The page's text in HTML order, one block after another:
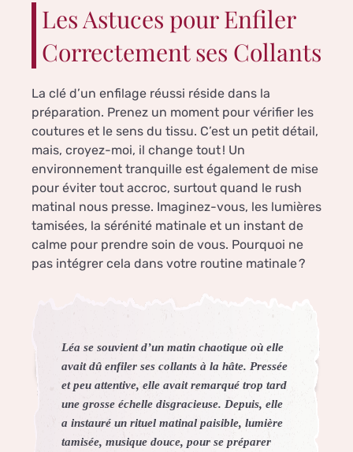
Les Astuces pour Enfiler
Correctement ses Collants
La clé d’un enfilage réussi réside dans la
préparation. Prenez un moment pour vérifier les
coutures et le sens du tissu. C’est un petit détail,
mais, croyez-moi, il change tout ! Un
environnement tranquille est également de mise
pour éviter tout accroc, surtout quand le rush
matinal nous presse. Imaginez-vous, les lumières
tamisées, la sérénité matinale et un instant de
calme pour prendre soin de vous. Pourquoi ne
pas intégrer cela dans votre routine matinale ?
Léa se souvient d’un matin chaotique où elle
avait dû enfiler ses collants à la hâte. Pressée
et peu attentive, elle avait remarqué trop tard
une grosse échelle disgracieuse. Depuis, elle
a instauré un rituel matinal paisible, lumière
tamisée, musique douce, pour se préparer